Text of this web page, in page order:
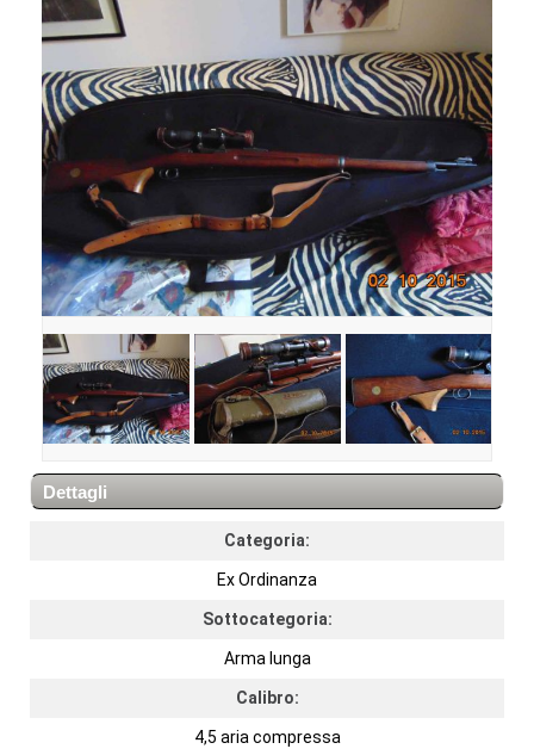
Dettagli
Categoria:
Ex Ordinanza
Sottocategoria:
Arma lunga
Calibro:
4,5 aria compressa